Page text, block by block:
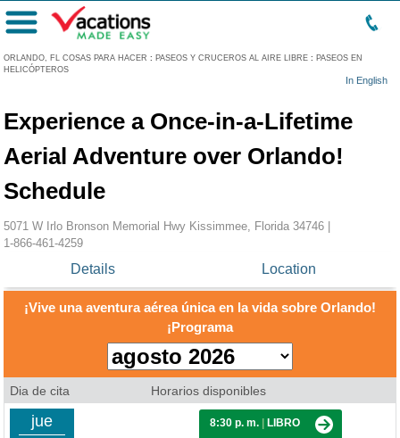
ORLANDO, FL COSAS PARA HACER : PASEOS Y CRUCEROS AL AIRE LIBRE : PASEOS EN
HELICÓPTEROS
In English
Menú
Experience a Once-in-a-Lifetime
Aerial Adventure over Orlando!
Schedule
5071 W Irlo Bronson Memorial Hwy Kissimmee, Florida 34746 |
1-866-461-4259
Details Location
¡Vive una aventura aérea única en la vida sobre Orlando!
¡Programa
Dia de cita Horarios disponibles
jue 8:30 p. m. LIBRO